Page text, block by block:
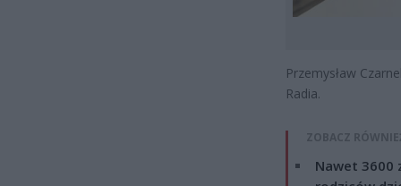
Przemysław
Radia.
ZOBACZ
Nawet 3600